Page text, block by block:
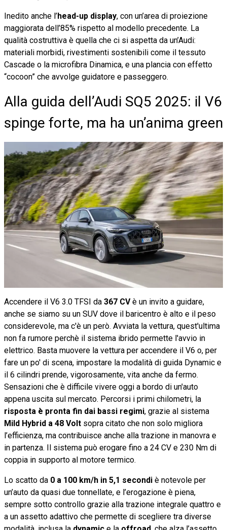
Inedito anche l’head-up display, con un’area di proiezione
maggiorata dell’85% rispetto al modello precedente. La
qualità costruttiva è quella che ci si aspetta da un’Audi:
materiali morbidi, rivestimenti sostenibili come il tessuto
Cascade o la microfibra Dinamica, e una plancia con effetto
“cocoon” che avvolge guidatore e passeggero.
Alla guida dell’Audi SQ5 2025: il V6
spinge forte, ma ha un’anima green
Accendere il V6 3.0 TFSI da 367 CVè un invito a guidare,
anche se siamo su un SUV dove il baricentro è alto e il peso
considerevole, ma c'è un però. Avviata la vettura, quest'ultima
non fa rumore perchè il sistema ibrido permette l'avvio in
elettrico. Basta muovere la vettura per accendere il V6 o, per
fare un po' di scena, impostare la modalità di guida Dynamic e
il 6 cilindri prende, vigorosamente, vita anche da fermo.
Sensazioni che è difficile vivere oggi a bordo di un'auto
appena uscita sul mercato. Percorsi i primi chilometri, la
risposta è pronta fin dai bassi regimi, grazie al sistema
Mild Hybrid a 48 Volt sopra citato che non solo migliora
l’efficienza, ma contribuisce anche alla trazione in manovra e
in partenza. Il sistema può erogare fino a 24 CV e 230 Nm di
coppia in supporto al motore termico.
Lo scatto da 0 a 100 km/h in 5,1 secondi è notevole per
un’auto da quasi due tonnellate, e l’erogazione è piena,
sempre sotto controllo grazie alla trazione integrale quattro e
a un assetto adattivo che permette di scegliere tra diverse